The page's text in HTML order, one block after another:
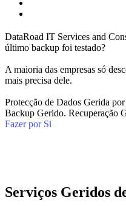
DataRoad IT Services and
último backup foi testado?
A maioria das empresas só
mais precisa dele.
Protecção de Dados Gerida
Backup Gerido. Recuperação
Fazer por Si
Serviços Geridos